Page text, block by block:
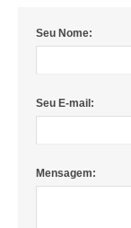
Seu Nome:
Seu E-mail:
Mensagem: